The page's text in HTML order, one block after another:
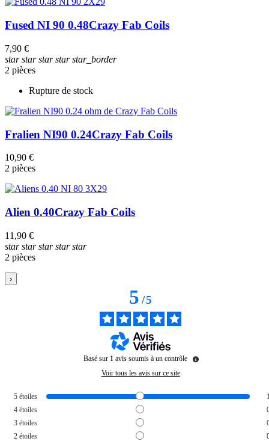
Fused NI 90 0.48Crazy Fab Coils
7,90 €
starstarstarstarstar_border
2 pièces
Rupture de stock
Fralien NI90 0.24Crazy Fab Coils
10,90 €
2 pièces
Alien 0.40Crazy Fab Coils
11,90 €
starstarstarstarstar
2 pièces
›
5/5
Basé sur 1 avis soumis à un contrôle
Voir tous les avis sur ce site
5 étoiles
4 étoiles
3 étoiles
2 étoiles